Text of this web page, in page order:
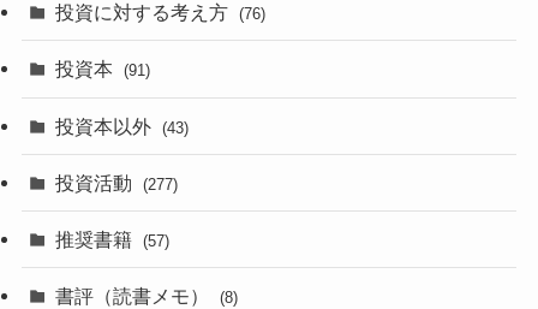
投資に対する考え方 (76)
投資本 (91)
投資本以外 (43)
投資活動 (277)
推奨書籍 (57)
書評（読書メモ） (8)